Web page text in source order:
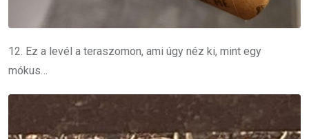
12. Ez a levél a teraszomon, ami úgy néz ki, mint egy
mókus…